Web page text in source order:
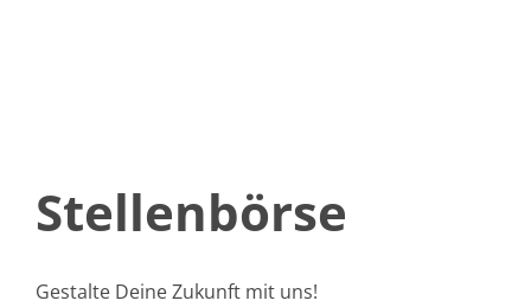
Stellenbörse
Gestalte Deine Zukunft mit uns!